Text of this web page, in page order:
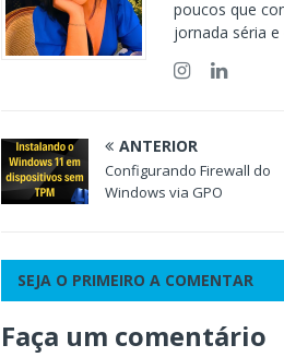
poucos que
jornada séria
ANTERIOR
Configurando Firewall do
Windows via GPO
SEJA O PRIMEIRO A COMENTAR
Faça um comentário